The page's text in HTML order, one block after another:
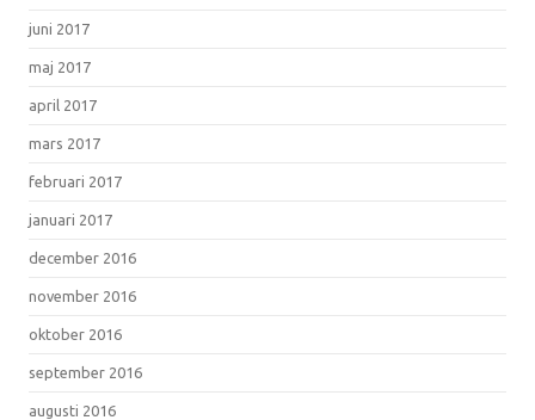
juni 2017
maj 2017
april 2017
mars 2017
februari 2017
januari 2017
december 2016
november 2016
oktober 2016
september 2016
augusti 2016